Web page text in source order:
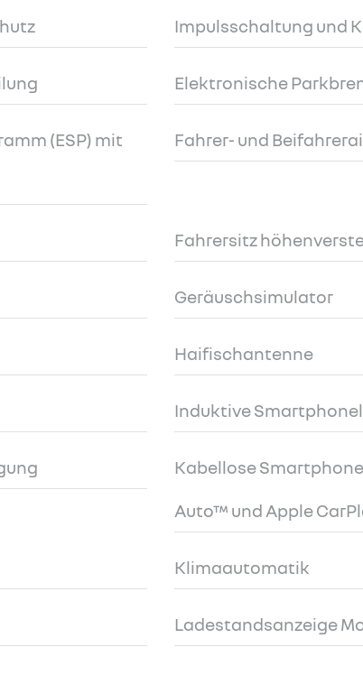
Impulsschaltung und
Elektronische
(ESP) mit Fahrer- und
Fahrersitz
Geräuschsimulator
Haifischantenne
Induktive
Kabellose
Auto™ und Apple
Klimaautomatik
Ladestandsanzeige